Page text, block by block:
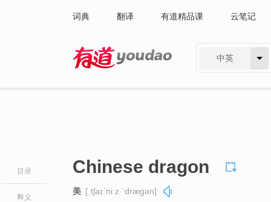
词典 翻译 有道精品课 云笔记
中英
目录
释义
Chinese dragon
美 [ˌtʃaɪˈniːz ˈdræɡən]